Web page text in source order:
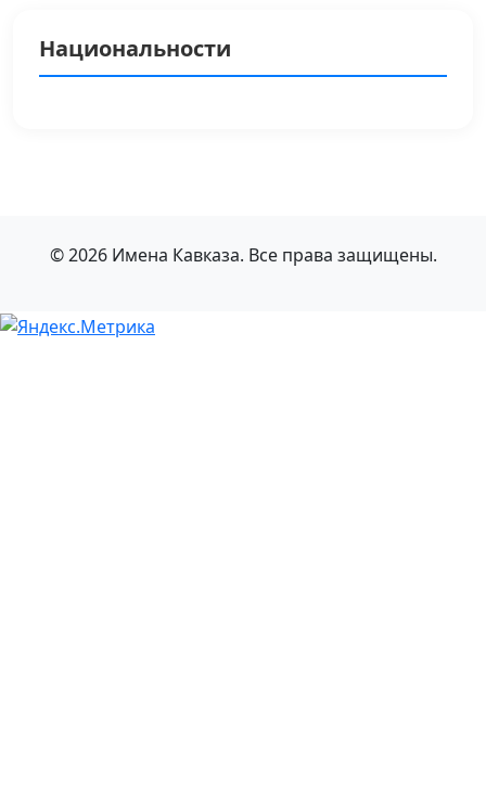
Национальности
© 2026 Имена Кавказа. Все права защищены.